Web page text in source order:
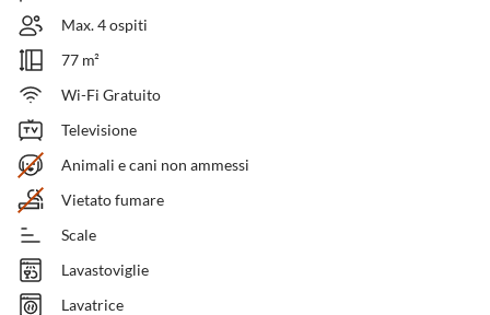
Max. 4 ospiti
77 m²
Wi-Fi Gratuito
Televisione
Animali e cani non ammessi
Vietato fumare
Scale
Lavastoviglie
Lavatrice